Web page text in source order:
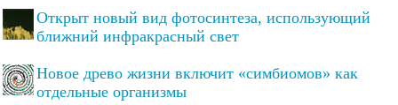
Открыт новый вид фотосинтеза, использующий
ближний инфракрасный свет
Новое древо жизни включит «симбиомов» как
отдельные организмы